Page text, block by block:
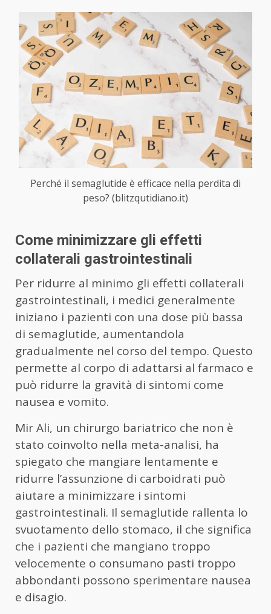
Perché il semaglutide è efficace nella perdita di
peso? (blitzqutidiano.it)
Come minimizzare gli effetti
collaterali gastrointestinali
Per ridurre al minimo gli effetti collaterali
gastrointestinali, i medici generalmente
iniziano i pazienti con una dose più bassa
di semaglutide, aumentandola
gradualmente nel corso del tempo. Questo
permette al corpo di adattarsi al farmaco e
può ridurre la gravità di sintomi come
nausea e vomito.
Mir Ali, un chirurgo bariatrico che non è
stato coinvolto nella meta-analisi, ha
spiegato che mangiare lentamente e
ridurre l’assunzione di carboidrati può
aiutare a minimizzare i sintomi
gastrointestinali. Il semaglutide rallenta lo
svuotamento dello stomaco, il che significa
che i pazienti che mangiano troppo
velocemente o consumano pasti troppo
abbondanti possono sperimentare nausea
e disagio.